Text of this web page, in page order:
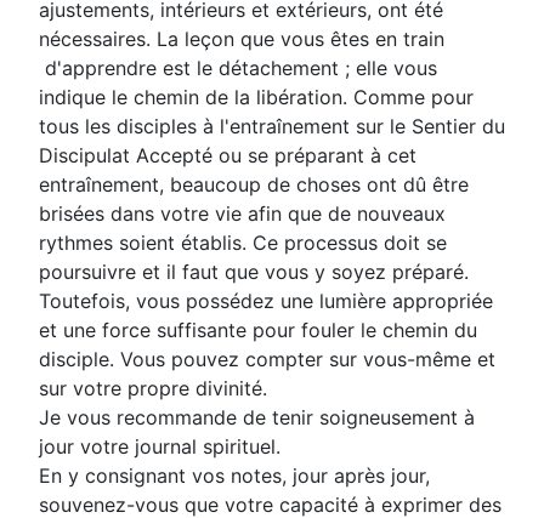
ajustements, intérieurs et extérieurs, ont été
nécessaires. La leçon que vous êtes en train
d'apprendre est le détachement ; elle vous
indique le chemin de la libération. Comme pour
tous les disciples à l'entraînement sur le Sentier du
Discipulat Accepté ou se préparant à cet
entraînement, beaucoup de choses ont dû être
brisées dans votre vie afin que de nouveaux
rythmes soient établis. Ce processus doit se
poursuivre et il faut que vous y soyez préparé.
Toutefois, vous possédez une lumière appropriée
et une force suffisante pour fouler le chemin du
disciple. Vous pouvez compter sur vous-même et
sur votre propre divinité.
Je vous recommande de tenir soigneusement à
jour votre journal spirituel.
En y consignant vos notes, jour après jour,
souvenez-vous que votre capacité à exprimer des